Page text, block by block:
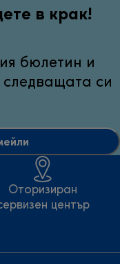
в крак!
бюлетин и
следващата си
Оторизиран
център